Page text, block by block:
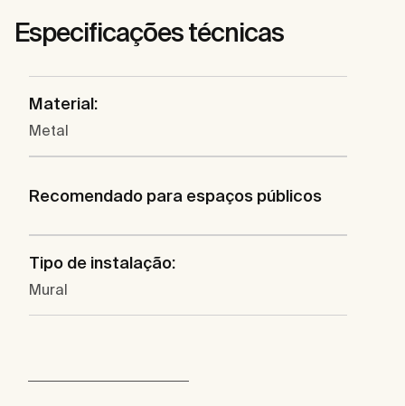
Especificações técnicas
Material:
Metal
Recomendado para espaços públicos
Tipo de instalação:
Mural